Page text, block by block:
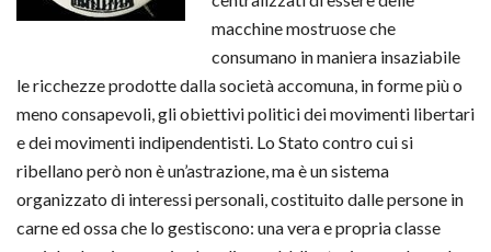
macchine mostruose che
consumano in maniera insaziabile
le ricchezze prodotte dalla società accomuna, in forme più o
meno consapevoli, gli obiettivi politici dei movimenti libertari
e dei movimenti indipendentisti. Lo Stato contro cui si
ribellano però non è un’astrazione, ma è un sistema
organizzato di interessi personali, costituito dalle persone in
carne ed ossa che lo gestiscono: una vera e propria classe